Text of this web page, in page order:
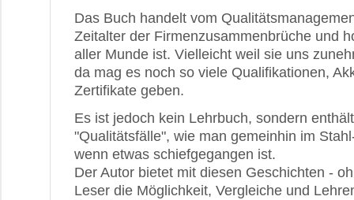
Das Buch handelt vom
Zeitalter der Firmenzusammenbrüche und
aller Munde ist. Vielleicht weil sie uns
da mag es noch so viele Qualifikationen,
Zertifikate geben.
Es ist jedoch kein Lehrbuch, sondern
"Qualitätsfälle", wie man gemeinhin im
wenn etwas schiefgegangen ist.
Der Autor bietet mit diesen Geschichten -
Leser die Möglichkeit, Vergleiche und